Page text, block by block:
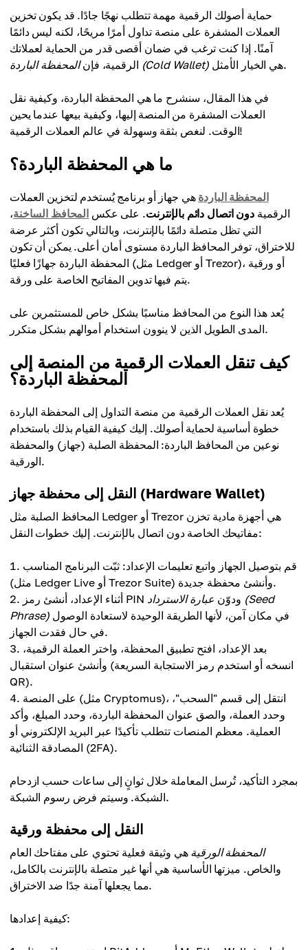
حماية أصولك الرقمية مهمة تتطلب نهجًا جادًا. قد يكون تخزين
العملات المشفرة على منصة تداول أمرًا مريحًا، لكنه ليس دائمًا
آمنًا. إذا كنت ترغب في ضمان أقصى قدر من الحماية لعملاتك
الرقمية، فإن المحفظة الباردة (Cold Wallet) هي الخيار الأمثل.
في هذا المقال، سنشرح ما هي المحفظة الباردة، وكيفية نقل
العملات المشفرة من المنصة إليها، وكيفية بيعها عندما يحين
الوقت. لنغص بثقة وسهولة في عالم العملات الرقمية!
ما هي المحفظة الباردة؟
المحفظة الباردة هي جهاز أو برنامج يُستخدم لتخزين العملات
الرقمية دون اتصال دائم بالإنترنت. على عكس المحافظ الساخنة،
التي تظل متصلة دائمًا بالإنترنت، وبالتالي تكون أكثر عرضة
للاختراق، توفر المحافظ الباردة مستوى أمان أعلى. يمكن أن تكون
المحفظة الباردة جهازًا فعليًا (مثل Ledger أو Trezor)، أو ورقية
يتم فيها تدوين المفاتيح الخاصة على ورقة.
يُعد هذا النوع من المحافظ مناسبًا بشكل خاص للمستثمرين على
المدى الطويل الذين لا ينوون استخدام أموالهم بشكل متكرر.
كيف تنقل العملات الرقمية من المنصة إلى
المحفظة الباردة؟
يُعد نقل العملات الرقمية من منصة التداول إلى المحفظة الباردة
خطوة أساسية لحماية أصولك. إليك كيفية القيام بذلك باستخدام
نوعين من المحافظ الباردة: المحفظة الصلبة (جهاز) والمحفظة
الورقية.
النقل إلى محفظة جهاز (Hardware Wallet)
المحافظ الصلبة مثل Ledger أو Trezor هي أجهزة مادية تخزن
مفاتيحك الخاصة دون اتصال بالإنترنت. إليك خطوات النقل:
قم بتوصيل الجهاز واتبع تعليمات الإعداد: ثبّت البرنامج المناسب
(مثل Ledger Live أو Trezor Suite) وأنشئ محفظة جديدة.
أثناء الإعداد، أنشئ رمز PIN ودوّن عبارة الاسترداد (Seed
Phrase)
في حال فقدت الجهاز.
بعد الإعداد، افتح تطبيق المحفظة، واختر العملة الرقمية،
وأنشئ عنوان استقبال (انسخه أو استخدم رمز الاستجابة السريعة
QR).
على المنصة (مثل Cryptomus)، انتقل إلى قسم "السحب"،
وحدد العملة، والصق عنوان المحفظة الباردة، وحدد المبلغ، وأكد
العملية. معظم المنصات تتطلب تأكيدًا عبر البريد الإلكتروني أو
المصادقة الثنائية (2FA).
بمجرد التأكيد، تُرسل المعاملة خلال ثوانٍ إلى ساعات حسب ازدحام
الشبكة. وسيتم فرض رسوم الشبكة.
النقل إلى محفظة ورقية
المحفظة الورقية هي وثيقة فعلية تحتوي على مفتاحك العام
والخاص. ميزتها الأساسية هي أنها غير متصلة بالإنترنت بالكامل،
مما يجعلها آمنة جدًا ضد الاختراق.
كيفية إعدادها: